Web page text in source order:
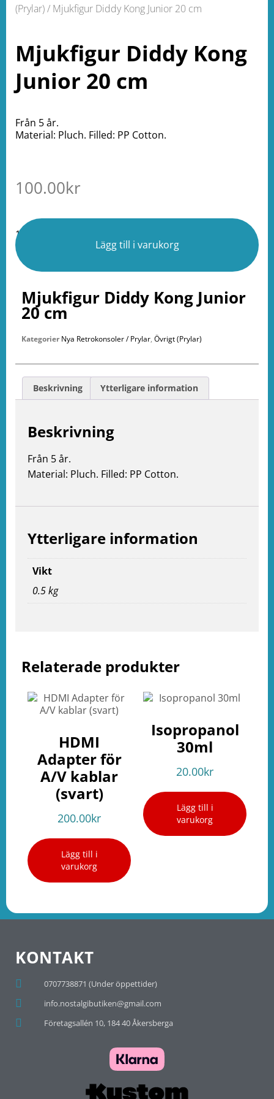
(Prylar)/ Mjukfigur Diddy Kong Junior 20 cm
Mjukfigur Diddy Kong
Junior 20 cm
Från 5 år.
Material: Pluch. Filled: PP Cotton.
100.00kr
1 i lager
Lägg till i varukorg
Relaterade produkter
HDMI
Adapter för
A/V kablar
(svart)
200.00kr
Lägg till i
varukorg
Isopropanol
30ml
20.00kr
Lägg till i
varukorg
Mjukfigur Diddy Kong Junior
20 cm
Kategorier Nya Retrokonsoler / Prylar, Övrigt (Prylar)
Beskrivning Ytterligare information
Beskrivning
Från 5 år.
Material: Pluch. Filled: PP Cotton.
Ytterligare information
Vikt
0.5 kg
KONTAKT
0707738871 (Under öppettider)
info.nostalgibutiken@gmail.com
Företagsallén 10, 184 40 Åkersberga